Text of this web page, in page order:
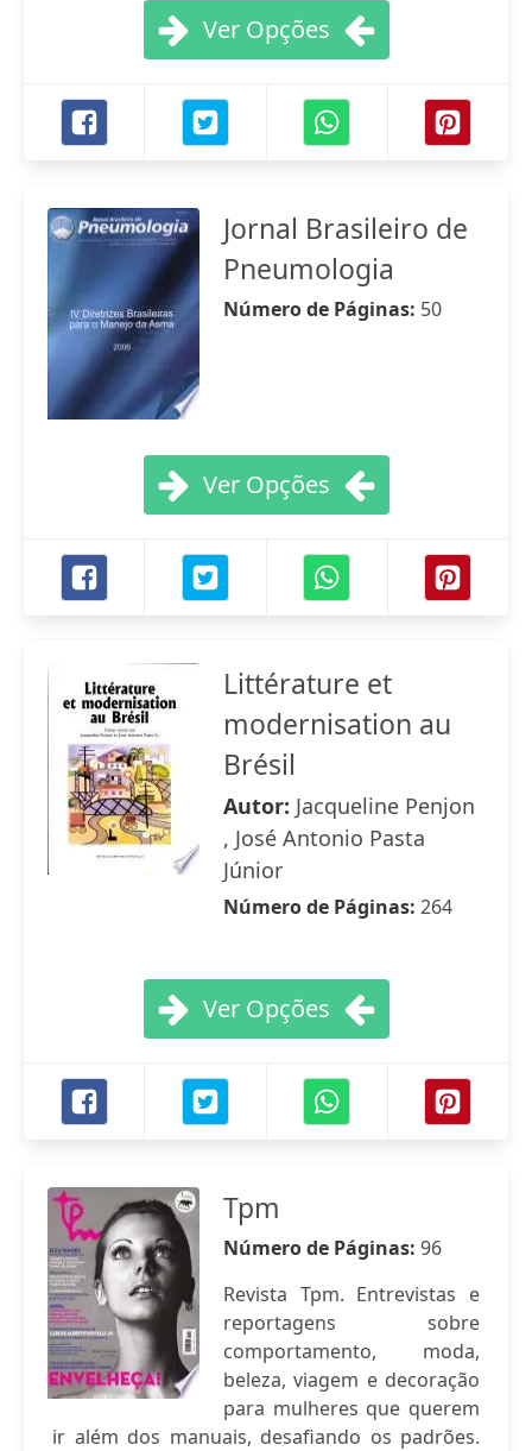
Ver Opções
Jornal Brasileiro de
Pneumologia
Número de Páginas: 50
Ver Opções
Littérature et
modernisation au
Brésil
Autor: Jacqueline Penjon
, José Antonio Pasta
Júnior
Número de Páginas: 264
Ver Opções
Tpm
Número de Páginas: 96
Revista Tpm. Entrevistas e
reportagens sobre
comportamento, moda,
beleza, viagem e decoração
para mulheres que querem
ir além dos manuais, desafiando os padrões.